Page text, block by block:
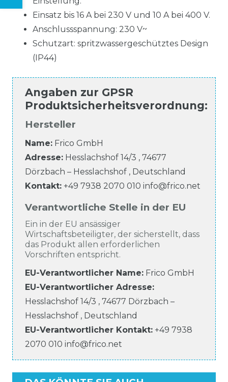
Einsatz bis 16 A bei 230 V und 10 A bei 400 V.
Anschlussspannung: 230 V~
Schutzart: spritzwassergeschütztes Design
(IP44)
Angaben zur GPSR
Produktsicherheitsverordnung:
Hersteller
Name: Frico GmbH
Adresse: Hesslachshof 14/3 , 74677
Dörzbach – Hesslachshof , Deutschland
Kontakt: +49 7938 2070 010 info@frico.net
Verantwortliche Stelle in der EU
Ein in der EU ansässiger
Wirtschaftsbeteiligter, der sicherstellt, dass
das Produkt allen erforderlichen
Vorschriften entspricht.
EU-Verantwortlicher Name: Frico GmbH
EU-Verantwortlicher Adresse:
Hesslachshof 14/3 , 74677 Dörzbach –
Hesslachshof , Deutschland
EU-Verantwortlicher Kontakt: +49 7938
2070 010 info@frico.net